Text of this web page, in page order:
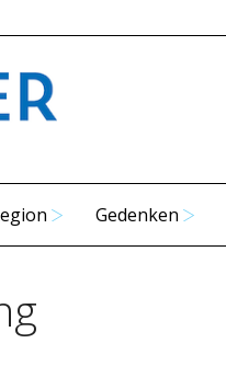
Gedenken